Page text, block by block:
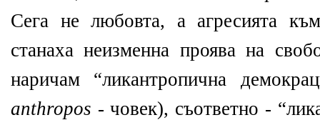
Сега не любовта, а агресията
станаха неизменна проява на
наричам “ликантропична
anthropos - човек), съответно -